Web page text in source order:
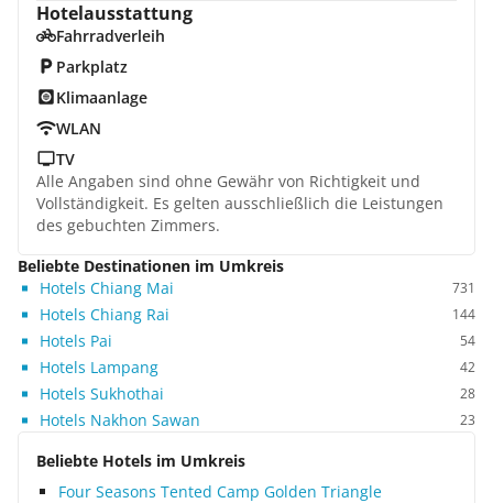
Hotelausstattung
Fahrradverleih
Parkplatz
Klimaanlage
WLAN
TV
Alle Angaben sind ohne Gewähr von Richtigkeit und
Vollständigkeit. Es gelten ausschließlich die Leistungen
des gebuchten Zimmers.
Beliebte Destinationen im Umkreis
Hotels Chiang Mai
731
Hotels Chiang Rai 144
Hotels Pai 54
Hotels Lampang 42
Hotels Sukhothai 28
Hotels Nakhon Sawan 23
Beliebte Hotels im Umkreis
Four Seasons Tented Camp Golden Triangle